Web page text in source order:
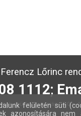
Lőrinc
1112;
csütörtöki napján 13:00 -
felületén süti
azonosítására nem